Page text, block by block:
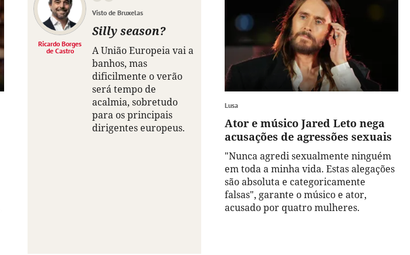
Ricardo Borges
de Castro
Visto de Bruxelas
Silly season?
A União Europeia vai a
banhos, mas
dificilmente o verão
será tempo de
acalmia, sobretudo
para os principais
dirigentes europeus.
Lusa
Ator e músico Jared Leto nega
acusações de agressões sexuais
"Nunca agredi sexualmente ninguém
em toda a minha vida. Estas alegações
são absoluta e categoricamente
falsas", garante o músico e ator,
acusado por quatro mulheres.